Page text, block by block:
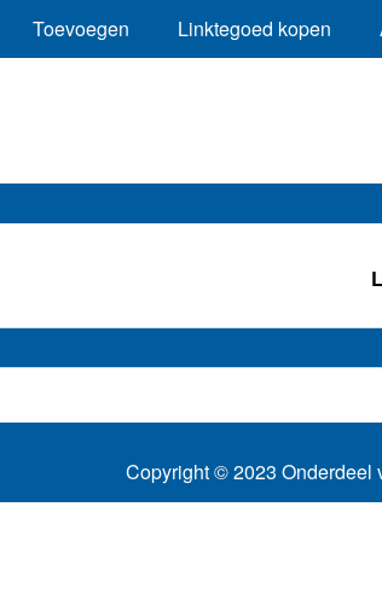
Toevoegen Linktegoed kopen
Copyright © 2023 Onderdeel